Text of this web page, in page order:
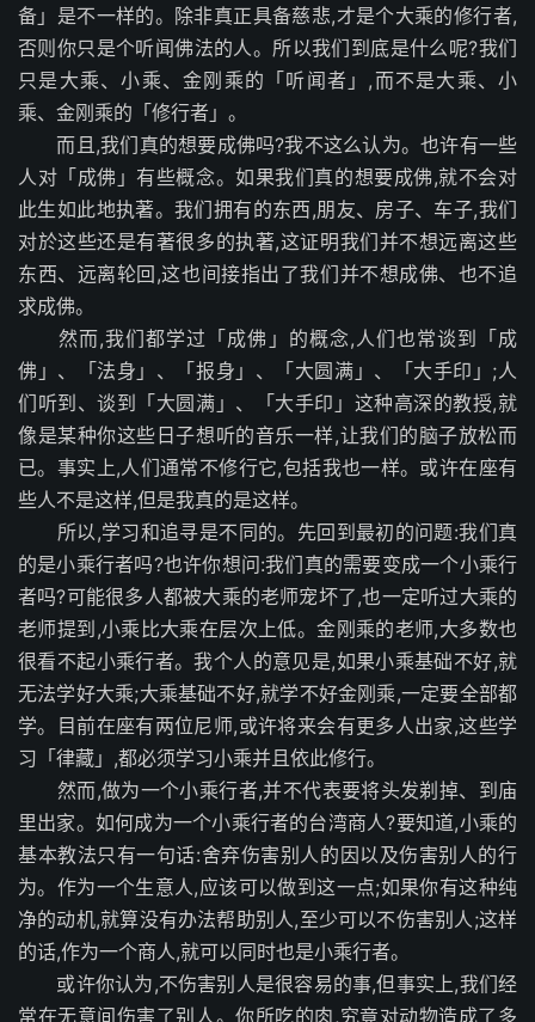
备」是不一样的。除非真正具备慈悲,才是个大乘的修行者,
否则你只是个听闻佛法的人。所以我们到底是什么呢?我们
只是大乘、小乘、金刚乘的「听闻者」,而不是大乘、小
乘、金刚乘的「修行者」。
而且,我们真的想要成佛吗?我不这么认为。也许有一些
人对「成佛」有些概念。如果我们真的想要成佛,就不会对
此生如此地执著。我们拥有的东西,朋友、房子、车子,我们
对於这些还是有著很多的执著,这证明我们并不想远离这些
东西、远离轮回,这也间接指出了我们并不想成佛、也不追
求成佛。
然而,我们都学过「成佛」的概念,人们也常谈到「成
佛」、「法身」、「报身」、「大圆满」、「大手印」;人
们听到、谈到「大圆满」、「大手印」这种高深的教授,就
像是某种你这些日子想听的音乐一样,让我们的脑子放松而
已。事实上,人们通常不修行它,包括我也一样。或许在座有
些人不是这样,但是我真的是这样。
所以,学习和追寻是不同的。先回到最初的问题:我们真
的是小乘行者吗?也许你想问:我们真的需要变成一个小乘行
者吗?可能很多人都被大乘的老师宠坏了,也一定听过大乘的
老师提到,小乘比大乘在层次上低。金刚乘的老师,大多数也
很看不起小乘行者。我个人的意见是,如果小乘基础不好,就
无法学好大乘;大乘基础不好,就学不好金刚乘,一定要全部都
学。目前在座有两位尼师,或许将来会有更多人出家,这些学
习「律藏」,都必须学习小乘并且依此修行。
然而,做为一个小乘行者,并不代表要将头发剃掉、到庙
里出家。如何成为一个小乘行者的台湾商人?要知道,小乘的
基本教法只有一句话:舍弃伤害别人的因以及伤害别人的行
为。作为一个生意人,应该可以做到这一点;如果你有这种纯
净的动机,就算没有办法帮助别人,至少可以不伤害别人;这样
的话,作为一个商人,就可以同时也是小乘行者。
或许你认为,不伤害别人是很容易的事,但事实上,我们经
常在无意间伤害了别人。你所吃的肉,究竟对动物造成了多